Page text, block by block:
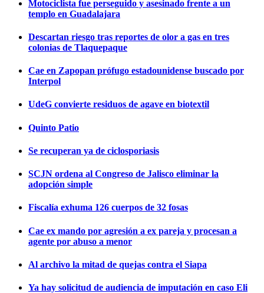
Motociclista fue perseguido y asesinado frente a un
templo en Guadalajara
Descartan riesgo tras reportes de olor a gas en tres
colonias de Tlaquepaque
Cae en Zapopan prófugo estadounidense buscado por
Interpol
UdeG convierte residuos de agave en biotextil
Quinto Patio
Se recuperan ya de ciclosporiasis
SCJN ordena al Congreso de Jalisco eliminar la
adopción simple
Fiscalía exhuma 126 cuerpos de 32 fosas
Cae ex mando por agresión a ex pareja y procesan a
agente por abuso a menor
Al archivo la mitad de quejas contra el Siapa
Ya hay solicitud de audiencia de imputación en caso Eli